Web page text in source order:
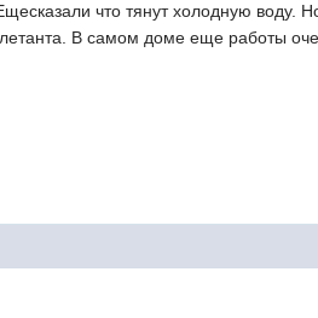
что тянут холодную воду.
В самом доме еще работы